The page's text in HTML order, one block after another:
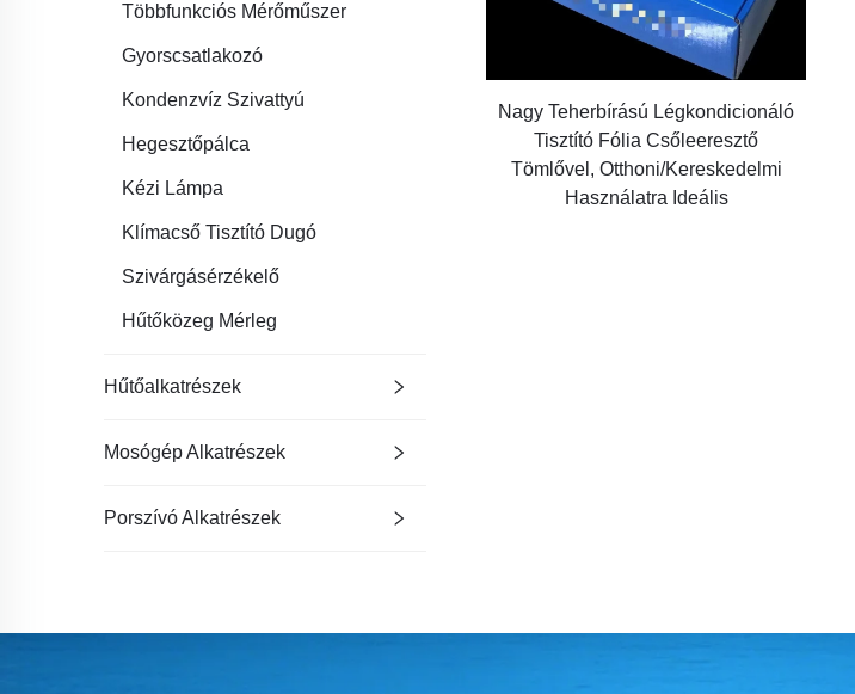
Többfunkciós Mérőműszer
Gyorscsatlakozó
Kondenzvíz Szivattyú
Hegesztőpálca
Kézi Lámpa
Klímacső Tisztító Dugó
Szivárgásérzékelő
Hűtőközeg Mérleg
Hűtőalkatrészek
Mosógép Alkatrészek
Porszívó Alkatrészek
Nagy Teherbírású Légkondicionáló
Tisztító Fólia Csőleeresztő
Tömlővel, Otthoni/Kereskedelmi
Használatra Ideális